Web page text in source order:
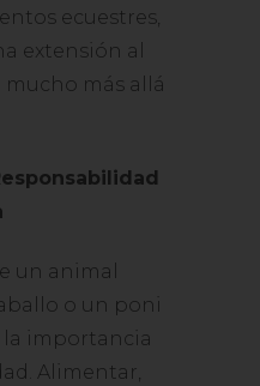
ecuestres,
extensión al
más allá
un animal
o un poni
la importancia
Alimentar,